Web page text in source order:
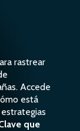
rastrear
Accede
está
que